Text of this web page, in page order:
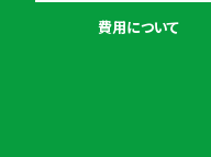
費用について